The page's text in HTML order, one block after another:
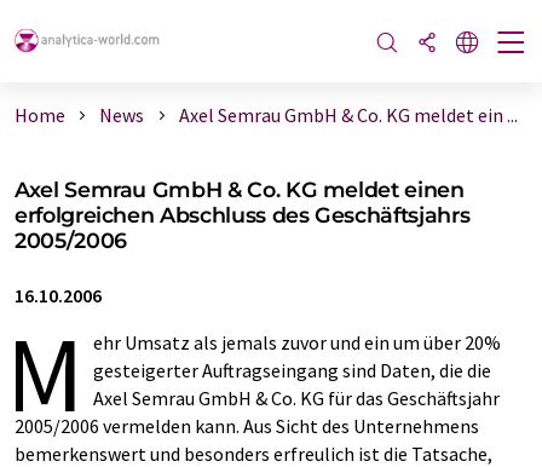
Home News Axel Semrau GmbH & Co. KG meldet ein ...
Axel Semrau GmbH & Co. KG meldet einen
erfolgreichen Abschluss des Geschäftsjahrs
2005/2006
16.10.2006
M
ehr Umsatz als jemals zuvor und ein um über 20%
gesteigerter Auftragseingang sind Daten, die die
Axel Semrau GmbH & Co. KG für das Geschäftsjahr
2005/2006 vermelden kann. Aus Sicht des Unternehmens
bemerkenswert und besonders erfreulich ist die Tatsache,